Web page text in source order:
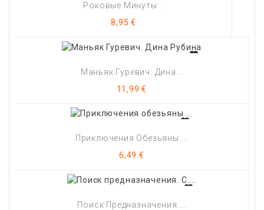
Роковые Минуты...
Цена
8,95 €
Маньяк Гуревич. Дина...
Цена
11,99 €
Приключения Обезьяны....
Цена
6,49 €
Поиск Предназначения....